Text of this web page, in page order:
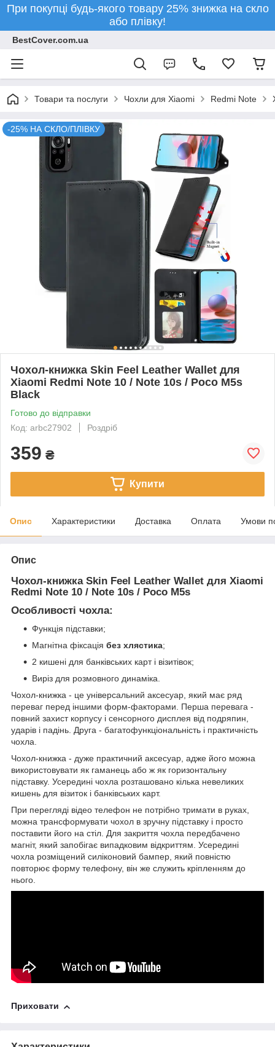
При покупці будь-якого товару 25% знижка на скло
або плівку!
BestCover.com.ua
Товари та послуги Чохли для Xiaomi Redmi Note
-25% НА СКЛО/ПЛІВКУ
Чохол-книжка Skin Feel Leather Wallet для
Xiaomi Redmi Note 10 / Note 10s / Poco M5s
Black
Готово до відправки
Код: arbc27902
Роздріб
359 ₴
Купити
Опис Характеристики Доставка Оплата Умови
Опис
Чохол-книжка Skin Feel Leather Wallet для Xiaomi
Redmi Note 10 / Note 10s / Poco M5s
Особливості чохла:
Функція підставки;
Магнітна фіксація без хлястика;
2 кишені для банківських карт і візитівок;
Виріз для розмовного динаміка.
Чохол-книжка - це універсальний аксесуар, який має ряд
переваг перед іншими форм-факторами. Перша перевага -
повний захист корпусу і сенсорного дисплея від подряпин,
ударів і падінь. Друга - багатофункціональність і практичність
чохла.
Чохол-книжка - дуже практичний аксесуар, адже його можна
використовувати як гаманець або ж як горизонтальну
підставку. Усередині чохла розташовано кілька невеликих
кишень для візиток і банківських карт.
При перегляді відео телефон не потрібно тримати в руках,
можна трансформувати чохол в зручну підставку і просто
поставити його на стіл. Для закриття чохла передбачено
магніт, який запобігає випадковим відкриттям. Усередині
чохла розміщений силіконовий бампер, який повністю
повторює форму телефону, він же служить кріпленням до
нього.
Приховати